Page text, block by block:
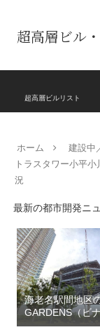
超高層ビル
超高層ビルリスト
ホーム 建設中
トラスタワー小平小
況
最新の都市開発ニ
海老名駅間地区
GARDENS（ビ
ズ）で建設中の